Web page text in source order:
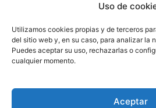
Uso de
Utilizamos cookies propias y de terceros
del sitio web y, en su caso, para analizar la
Puedes aceptar su uso, rechazarlas o
cualquier momento.
Aceptar
medida y soporte técnico
producción con trenzadoras